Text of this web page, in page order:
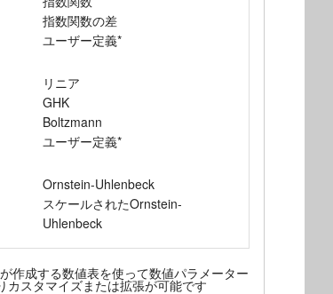
指数関数の差
ユーザー定義*
リニア
GHK
Boltzmann
ユーザー定義*
Ornstein-Uhlenbeck
スケールされたOrnstein-
Uhlenbeck
作成する数値表を使って数値パラメーター
カスタマイズまたは拡張が可能です